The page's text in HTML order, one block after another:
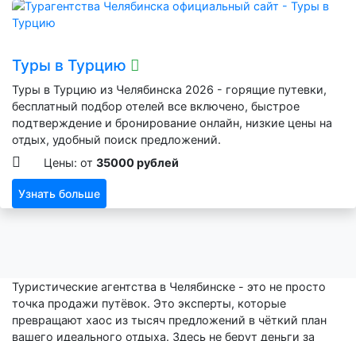
Туры в Турцию
Туры в Турцию из Челябинска 2026 - горящие путевки,
бесплатный подбор отелей все включено, быстрое
подтверждение и бронирование онлайн, низкие цены на
отдых, удобный поиск предложений.
Цены: от 35000 рублей
Узнать больше
Туристические агентства в Челябинске - это не просто
точка продажи путёвок. Это эксперты, которые
превращают хаос из тысяч предложений в чёткий план
вашего идеального отдыха. Здесь не берут деньги за